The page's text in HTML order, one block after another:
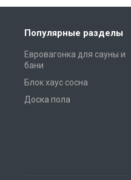
Популярные разделы
Евровагонка для сауны и
бани
Блок хаус сосна
Доска пола